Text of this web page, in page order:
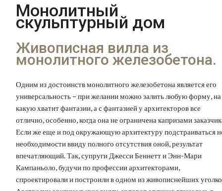
Монолитный
скульптурный дом
Живописная вилла из
монолитного железобетона.
Одним из достоинств монолитного железобетона является его
универсальность – при желании можно залить любую форму, на
какую хватит фантазии, а с фантазией у архитекторов все
отлично, особенно, когда она не ограничена капризами
Если же еще и под окружающую архитектуру подстраиваться
необходимости ввиду полного отсутствия оной, результат
впечатляющий. Так, супруги Джесси Беннетт и Энн-Мари
Кампаньоло, будучи по профессии архитекторами,
спроектировали и построили в одном из живописнейших